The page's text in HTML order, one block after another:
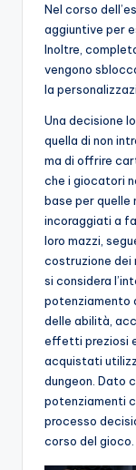
Nel corso
aggiuntive per
Inoltre,
vengono
la
Una decisione
quella di non
ma di offrire
che i giocatori
base per quelle
incoraggiati a
loro mazzi,
costruzione
si considera
potenziamento
delle abilità,
effetti preziosi
acquistati
dungeon. Dato
potenziamenti
processo
corso del gioco.